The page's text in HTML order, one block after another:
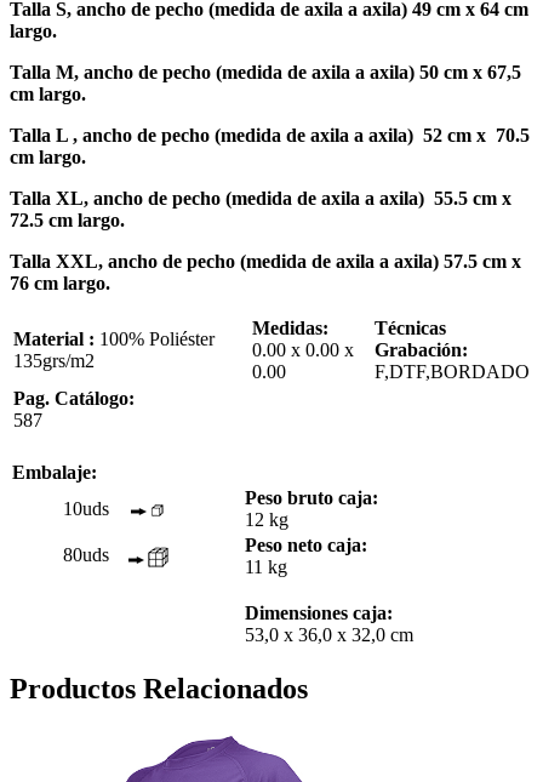
Talla S, ancho de pecho (medida de axila a axila) 49 cm x 64 cm
largo.
Talla M, ancho de pecho (medida de axila a axila) 50 cm x 67,5
cm largo.
Talla L , ancho de pecho (medida de axila a axila) 52 cm x 70.5
cm largo.
Talla XL, ancho de pecho (medida de axila a axila) 55.5 cm x
72.5 cm largo.
Talla XXL, ancho de pecho (medida de axila a axila) 57.5 cm x
76 cm largo.
Material : 100% Poliéster
135grs/m2
Medidas:
0.00 x 0.00 x
0.00
Técnicas
Grabación:
F,DTF,BORDADO
Pag. Catálogo:
587
Embalaje:
10uds
Peso bruto caja:
12 kg
80uds
Peso neto caja:
11 kg
Dimensiones caja:
53,0 x 36,0 x 32,0 cm
Productos Relacionados